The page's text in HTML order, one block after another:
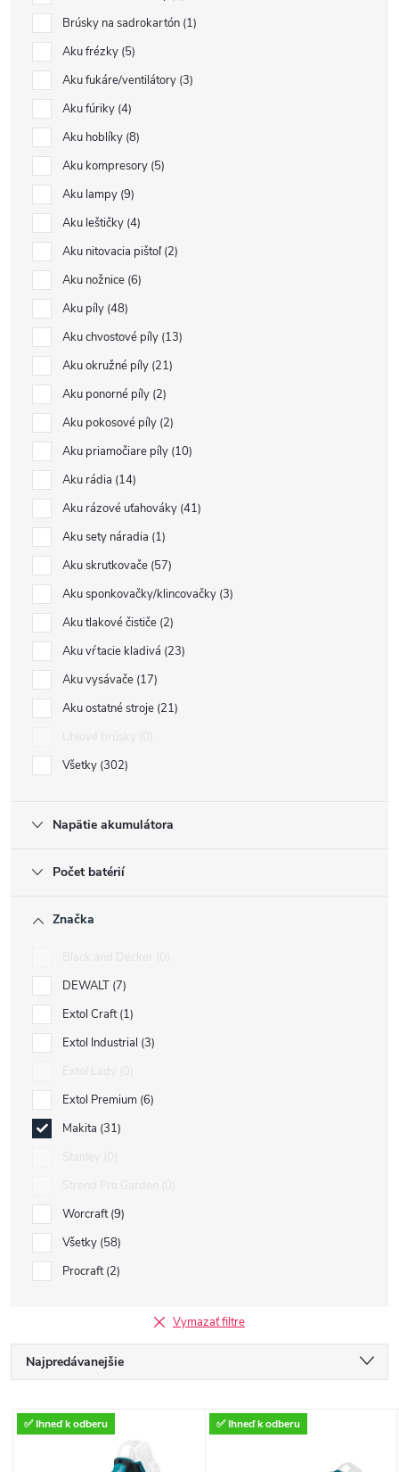
Brúsky na sadrokartón 1
Aku frézky 5
Aku fukáre/ventilátory 3
Aku fúriky 4
Aku hoblíky 8
Aku kompresory 5
Aku lampy 9
Aku leštičky 4
Aku nitovacia pištoľ 2
Aku nožnice 6
Aku píly 48
Aku chvostové píly 13
Aku okružné píly 21
Aku ponorné píly 2
Aku pokosové píly 2
Aku priamočiare píly 10
Aku rádia 14
Aku rázové uťahováky 41
Aku sety náradia 1
Aku skrutkovače 57
Aku sponkovačky/klincovačky 3
Aku tlakové čističe 2
Aku vŕtacie kladivá 23
Aku vysávače 17
Aku ostatné stroje 21
Všetky 302
Napätie akumulátora
Počet batérií
Značka
DEWALT 7
Extol Craft 1
Extol Industrial 3
Extol Premium 6
Makita 31
Worcraft 9
Všetky 58
Procraft 2
Vymazať filtre
R
a
Najpredávanejšie
Najdrahšie
V✅ Ihneď k odberu ✅ Ihneď k odberu